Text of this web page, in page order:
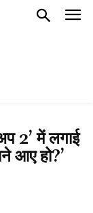
2’ में लगाई
आए हो?’